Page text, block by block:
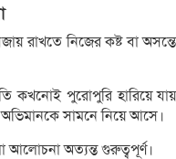
রাখতে নিজের কষ্ট বা
কখনোই পুরোপুরি হারিয়ে
অভিমানকে সামনে নিয়ে আসে।
আলোচনা অত্যন্ত গুরুত্বপূর্ণ।